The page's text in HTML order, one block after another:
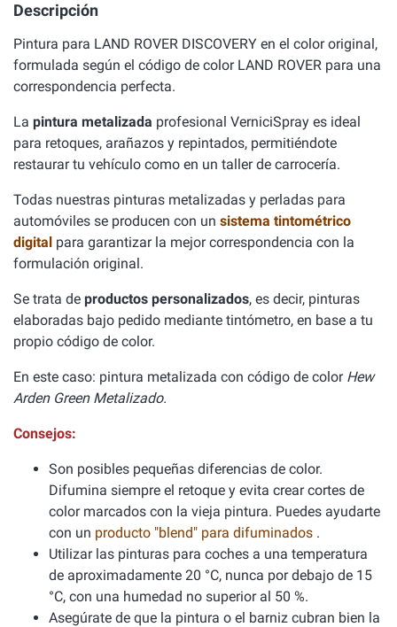
Descripción
Pintura para LAND ROVER DISCOVERY en el color original,
formulada según el código de color LAND ROVER para una
correspondencia perfecta.
La pintura metalizada profesional VerniciSpray es ideal
para retoques, arañazos y repintados, permitiéndote
restaurar tu vehículo como en un taller de carrocería.
Todas nuestras pinturas metalizadas y perladas para
automóviles se producen con un sistema tintométrico
digital para garantizar la mejor correspondencia con la
formulación original.
Se trata de productos personalizados, es decir, pinturas
elaboradas bajo pedido mediante tintómetro, en base a tu
propio código de color.
En este caso: pintura metalizada con código de color Hew
Arden Green Metalizado.
Consejos:
Son posibles pequeñas diferencias de color.
Difumina siempre el retoque y evita crear cortes de
color marcados con la vieja pintura. Puedes ayudarte
con un producto "blend" para difuminados .
Utilizar las pinturas para coches a una temperatura
de aproximadamente 20 °C, nunca por debajo de 15
°C, con una humedad no superior al 50 %.
Asegúrate de que la pintura o el barniz cubran bien la